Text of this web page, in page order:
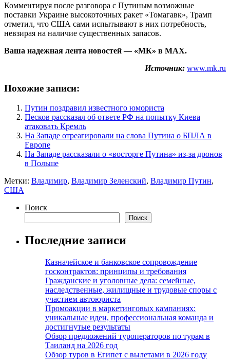
Комментируя после разговора с Путиным возможные
поставки Украине высокоточных ракет «Томагавк», Трамп
отметил, что США сами испытывают в них потребность,
невзирая на наличие существенных запасов.
Ваша надежная лента новостей — «МК» в MAX.
Источник: www.mk.ru
Похожие записи:
Путин поздравил известного юмориста
Песков рассказал об ответе РФ на попытку Киева
атаковать Кремль
На Западе отреагировали на слова Путина о БПЛА в
Европе
На Западе рассказали о «восторге Путина» из-за дронов
в Польше
Метки: Владимир, Владимир Зеленский, Владимир Путин,
США
Поиск
Поиск
Последние записи
Казначейское и банковское сопровождение
госконтрактов: принципы и требования
Гражданские и уголовные дела: семейные,
наследственные, жилищные и трудовые споры с
участием автоюриста
Промоакции в маркетинговых кампаниях:
уникальные идеи, профессиональная команда и
достигнутые результаты
Обзор предложений туроператоров по турам в
Таиланд на 2026 год
Обзор туров в Египет с вылетами в 2026 году